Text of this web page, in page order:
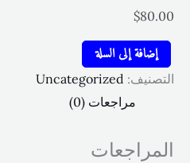
$
إلى السلة
Uncategorized
مراجعات (0)